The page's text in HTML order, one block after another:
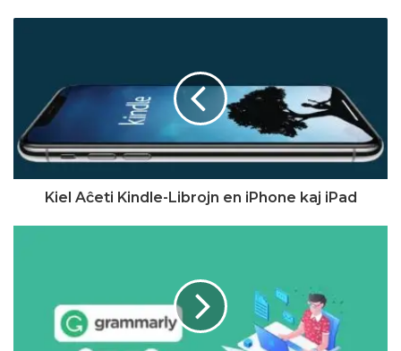
Kiel Aĉeti Kindle-Librojn en iPhone kaj iPad